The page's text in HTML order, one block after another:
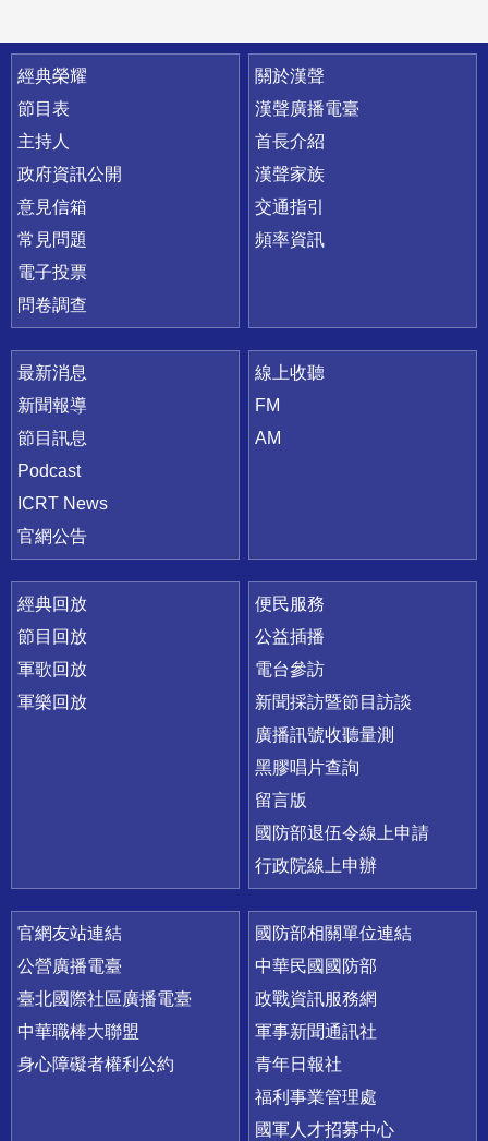
快速連結
經典榮耀
節目表
主持人
政府資訊公開
意見信箱
常見問題
電子投票
問卷調查
關於漢聲
漢聲廣播電臺
首長介紹
漢聲家族
交通指引
頻率資訊
最新消息
新聞報導
節目訊息
Podcast
ICRT News
官網公告
線上收聽
FM
AM
經典回放
節目回放
軍歌回放
軍樂回放
便民服務
公益插播
電台參訪
新聞採訪暨節目訪談
廣播訊號收聽量測
黑膠唱片查詢
留言版
國防部退伍令線上申請
行政院線上申辦
官網友站連結
公營廣播電臺
臺北國際社區廣播電臺
中華職棒大聯盟
身心障礙者權利公約
國防部相關單位連結
中華民國國防部
政戰資訊服務網
軍事新聞通訊社
青年日報社
福利事業管理處
國軍人才招募中心